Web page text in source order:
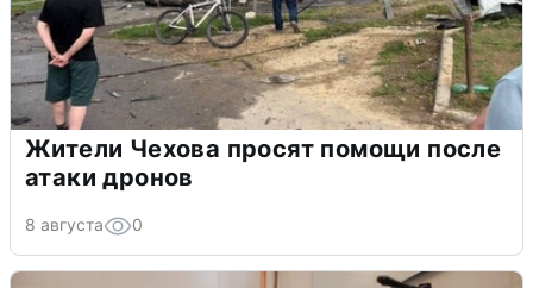
Жители Чехова просят помощи после
атаки дронов
8 августа 0